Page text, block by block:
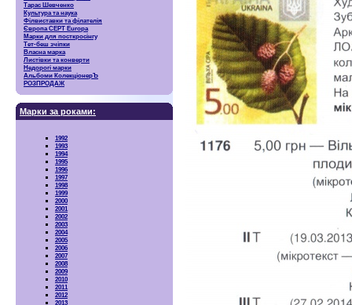
Тарас Шевченко
Культура та наука
Філвиставки та філателія
Європа CEPT Europa
Марки для посткросінгу
Тет-беш зчіпки
Власна марка
Листівки та конверти
Недорогі марки
Альбоми КолекціонерЪ
РОЗПРОДАЖ
Марки за роками:
1992
1993
1994
1995
1996
1997
1998
1999
2000
2001
2002
2003
2004
2005
2006
2007
2008
2009
2010
2011
2012
2013